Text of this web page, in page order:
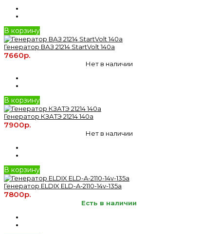
В корзину
Генератор ВАЗ 21214 StartVolt 140a
7660р.
Нет в наличии
В корзину
Генератор КЗАТЭ 21214 140a
7900р.
Нет в наличии
В корзину
Генератор ELDIX ELD-A-2110-14v-135a
7800р.
Есть в наличии